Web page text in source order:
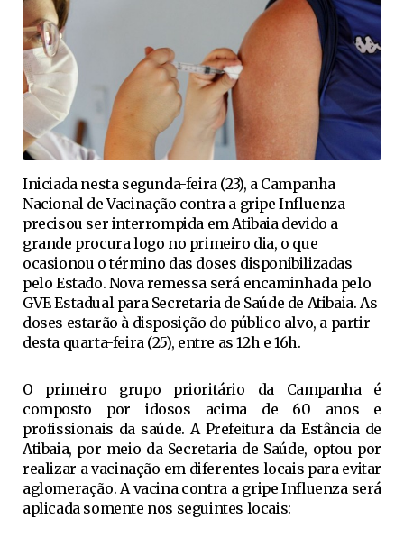
Iniciada nesta segunda-feira (23), a Campanha
Nacional de Vacinação contra a gripe Influenza
precisou ser interrompida em Atibaia devido a
grande procura logo no primeiro dia, o que
ocasionou o término das doses disponibilizadas
pelo Estado. Nova remessa será encaminhada pelo
GVE Estadual para Secretaria de Saúde de Atibaia. As
doses estarão à disposição do público alvo, a partir
desta quarta-feira (25), entre as 12h e 16h.
O primeiro grupo prioritário da Campanha é
composto por idosos acima de 60 anos e
profissionais da saúde. A Prefeitura da Estância de
Atibaia, por meio da Secretaria de Saúde, optou por
realizar a vacinação em diferentes locais para evitar
aglomeração. A vacina contra a gripe Influenza será
aplicada somente nos seguintes locais: